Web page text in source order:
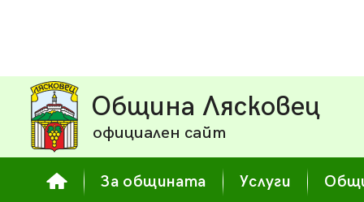
Община Лясковец
официален сайт
За общината Услуги